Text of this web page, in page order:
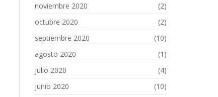
noviembre 2020
(2)
octubre 2020
(2)
septiembre 2020
(10)
agosto 2020
(1)
julio 2020
(4)
junio 2020
(10)